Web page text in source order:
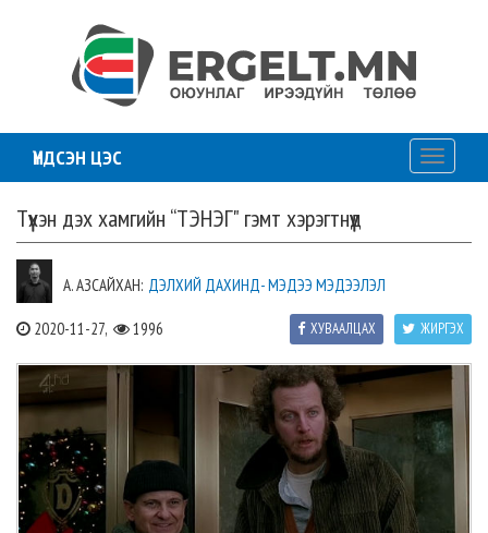
ҮНДСЭН ЦЭС
Toggle
Түүхэн дэх хамгийн “ТЭНЭГ" гэмт хэрэгтнүүд
А. АЗСАЙХАН: ДЭЛХИЙ ДАХИНД- МЭДЭЭ МЭДЭЭЛЭЛ
2020-11-27, 1996 ЖИРГЭХ
ХУВААЛЦАХ